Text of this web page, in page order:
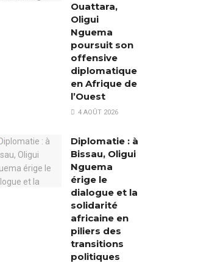
Ouattara,
Oligui
Nguema
poursuit son
offensive
diplomatique
en Afrique de
l’Ouest
4 AOÛT 2026
Diplomatie : à
Bissau, Oligui
Nguema
érige le
dialogue et la
solidarité
africaine en
piliers des
transitions
politiques